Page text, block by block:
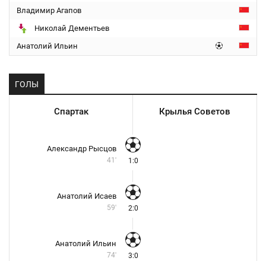
Владимир Агапов
Николай Дементьев
Анатолий Ильин
ГОЛЫ
Спартак Крылья Советов
Александр Рысцов
41' 1:0
Анатолий Исаев
59' 2:0
Анатолий Ильин
74' 3:0